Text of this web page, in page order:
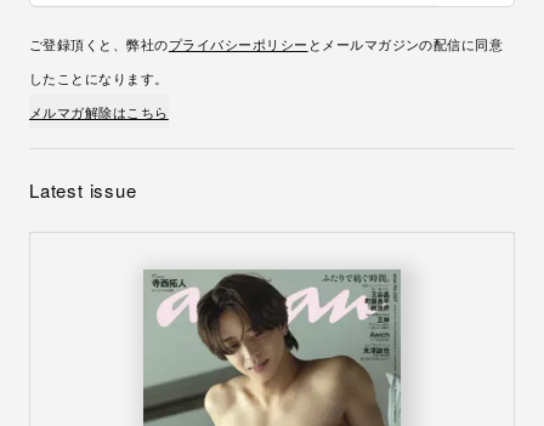
ご登録頂くと、弊社のプライバシーポリシー とメールマガジンの配信に同意
したことになります。
メルマガ解除はこちら
Latest issue